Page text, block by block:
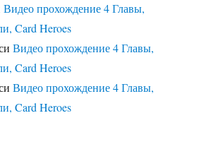
Видео прохождение 4 Главы,
Card Heroes
Видео прохождение 4 Главы,
Card Heroes
Видео прохождение 4 Главы,
Card Heroes